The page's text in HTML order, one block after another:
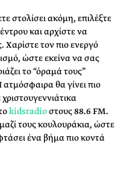
στολίσει ακόμη, επιλέξτε
και αρχίστε να
Χαρίστε τον πιο ενεργό
ώστε εκείνα να σας
το “όραμά τους”
θα γίνει πιο
kidsradioστους 88.6 FM.
τους κουλουράκια, ώστε
ένα βήμα πιο κοντά